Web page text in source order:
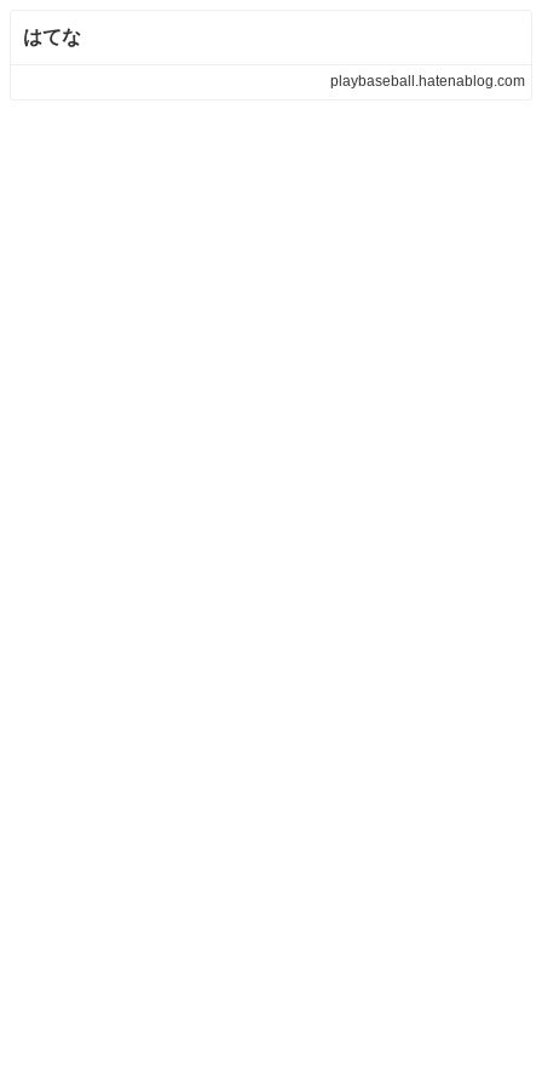
はてな
playbaseball.hatenablog.com